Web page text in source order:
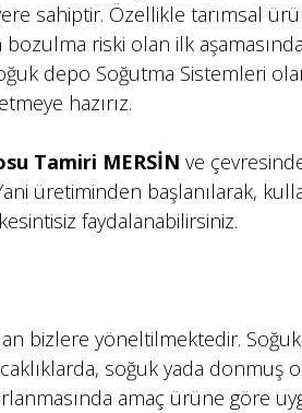
sahiptir. Özellikle tarımsal
riski olan ilk
depo Soğutma Sistemleri
hazırız.
Tamiri MERSİN ve
üretiminden başlanılarak,
faydalanabilirsiniz.
bizlere yöneltilmektedir.
soğuk yada donmuş
amaç ürüne göre